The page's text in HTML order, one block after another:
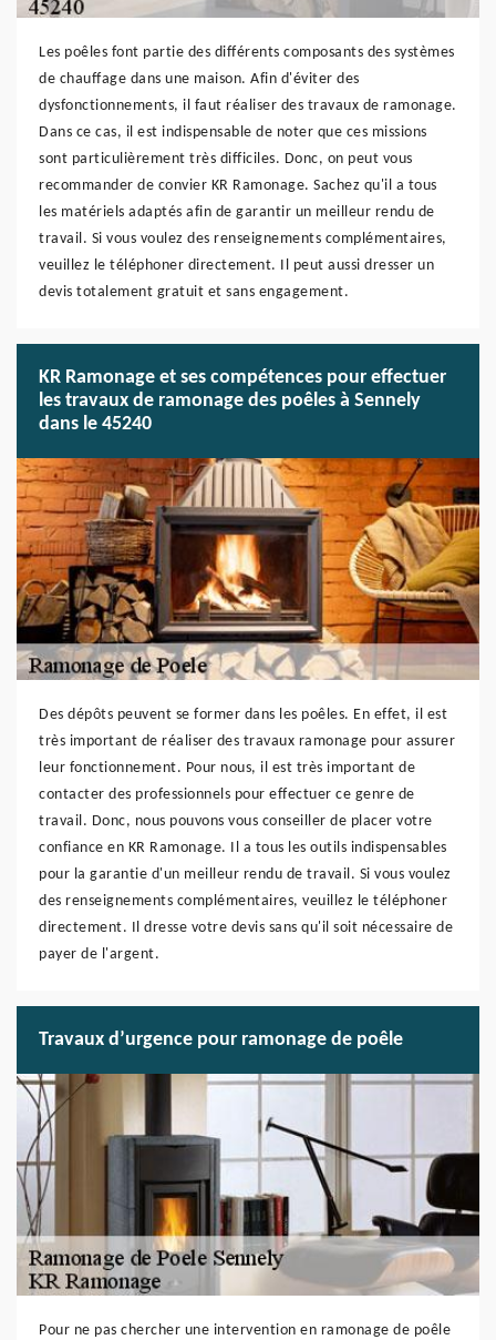
Les poêles font partie des différents composants des systèmes
de chauffage dans une maison. Afin d'éviter des
dysfonctionnements, il faut réaliser des travaux de ramonage.
Dans ce cas, il est indispensable de noter que ces missions
sont particulièrement très difficiles. Donc, on peut vous
recommander de convier KR Ramonage. Sachez qu'il a tous
les matériels adaptés afin de garantir un meilleur rendu de
travail. Si vous voulez des renseignements complémentaires,
veuillez le téléphoner directement. Il peut aussi dresser un
devis totalement gratuit et sans engagement.
KR Ramonage et ses compétences pour effectuer
les travaux de ramonage des poêles à Sennely
dans le 45240
Des dépôts peuvent se former dans les poêles. En effet, il est
très important de réaliser des travaux ramonage pour assurer
leur fonctionnement. Pour nous, il est très important de
contacter des professionnels pour effectuer ce genre de
travail. Donc, nous pouvons vous conseiller de placer votre
confiance en KR Ramonage. Il a tous les outils indispensables
pour la garantie d'un meilleur rendu de travail. Si vous voulez
des renseignements complémentaires, veuillez le téléphoner
directement. Il dresse votre devis sans qu'il soit nécessaire de
payer de l'argent.
Travaux d’urgence pour ramonage de poêle
Pour ne pas chercher une intervention en ramonage de poêle